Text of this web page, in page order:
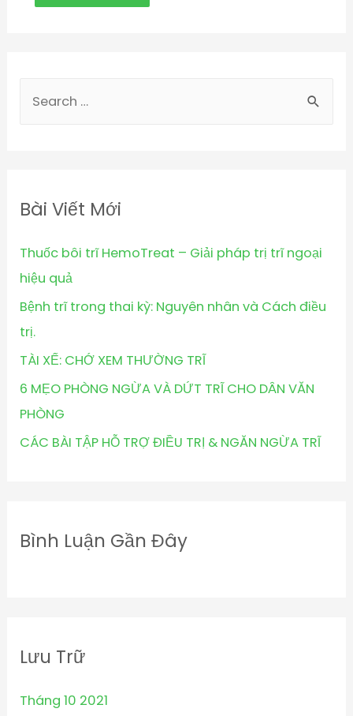
Bài Viết Mới
Thuốc bôi trĩ HemoTreat – Giải pháp trị trĩ ngoại
hiệu quả
Bệnh trĩ trong thai kỳ: Nguyên nhân và Cách điều
trị.
TÀI XẾ: CHỚ XEM THƯỜNG TRĨ
6 MẸO PHÒNG NGỪA VÀ DỨT TRĨ CHO DÂN VĂN
PHÒNG
CÁC BÀI TẬP HỖ TRỢ ĐIỀU TRỊ & NGĂN NGỪA TRĨ
Bình Luận Gần Đây
Lưu Trữ
Tháng 10 2021